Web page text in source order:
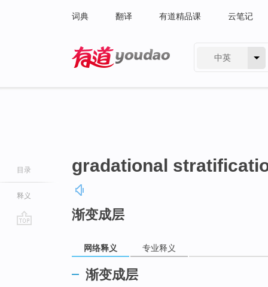
词典 翻译 有道精品课 云笔记
中英
目录
释义
gradational
渐变成层
网络释义 专业释义
渐变成层